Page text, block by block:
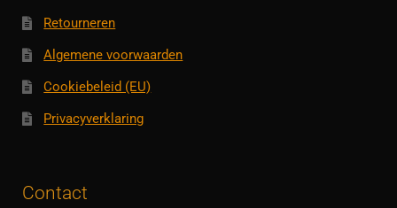
Retourneren
Algemene voorwaarden
Cookiebeleid (EU)
Privacyverklaring
Contact